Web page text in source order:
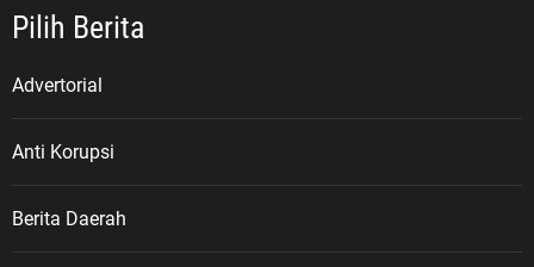
Pilih Berita
Advertorial
Anti Korupsi
Berita Daerah